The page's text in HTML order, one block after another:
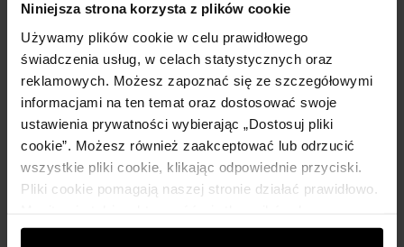
Niniejsza strona korzysta z plików cookie
Używamy plików cookie w celu prawidłowego
świadczenia usług, w celach statystycznych oraz
reklamowych. Możesz zapoznać się ze szczegółowymi
informacjami na ten temat oraz dostosować swoje
ustawienia prywatności wybierając „Dostosuj pliki
cookie”. Możesz również zaakceptować lub odrzucić
wszystkie pliki cookie, klikając odpowiednie przyciski.
Pliki cookie pomagają naszej stronie działać prawidłowo.
wyświetlać im dopasowane do ich preferencji treści,